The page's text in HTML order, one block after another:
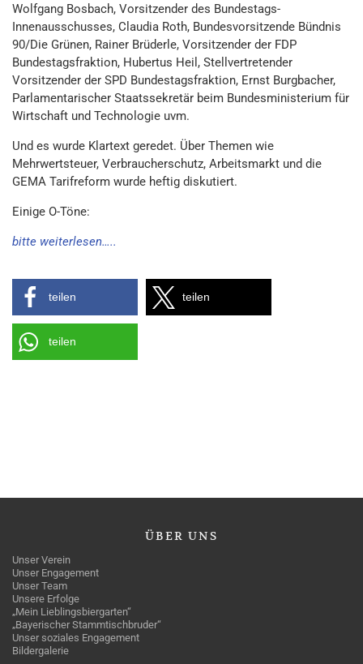
Wolfgang Bosbach, Vorsitzender des Bundestags-
Innenausschusses, Claudia Roth, Bundesvorsitzende Bündnis
90/Die Grünen, Rainer Brüderle, Vorsitzender der FDP
Bundestagsfraktion, Hubertus Heil, Stellvertretender
Vorsitzender der SPD Bundestagsfraktion, Ernst Burgbacher,
Parlamentarischer Staatssekretär beim Bundesministerium für
Wirtschaft und Technologie uvm.
Und es wurde Klartext geredet. Über Themen wie
Mehrwertsteuer, Verbraucherschutz, Arbeitsmarkt und die
GEMA Tarifreform wurde heftig diskutiert.
Einige O-Töne:
bitte weiterlesen…..
teilen teilen
teilen
ÜBER UNS
Unser Verein
Unser Engagement
Unser Team
Unsere Erfolge
„Mein Lieblingsbiergarten“
„Bayerischer Stammtischbruder“
Unser soziales Engagement
Bildergalerie